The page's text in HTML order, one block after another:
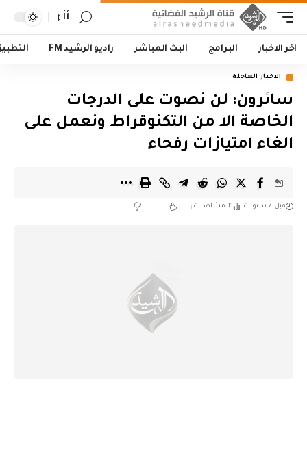
أأ
اخر الاخبار البرامج البث المباشر راديو الرشيد FM
الاخبار العاجلة
سائرون: لن نصوت على الدرجات
الخاصة الا من التكنوقراط ونعمل على
الغاء امتيازات رفحاء
قبل 7 سنوات 11 مشاهدات